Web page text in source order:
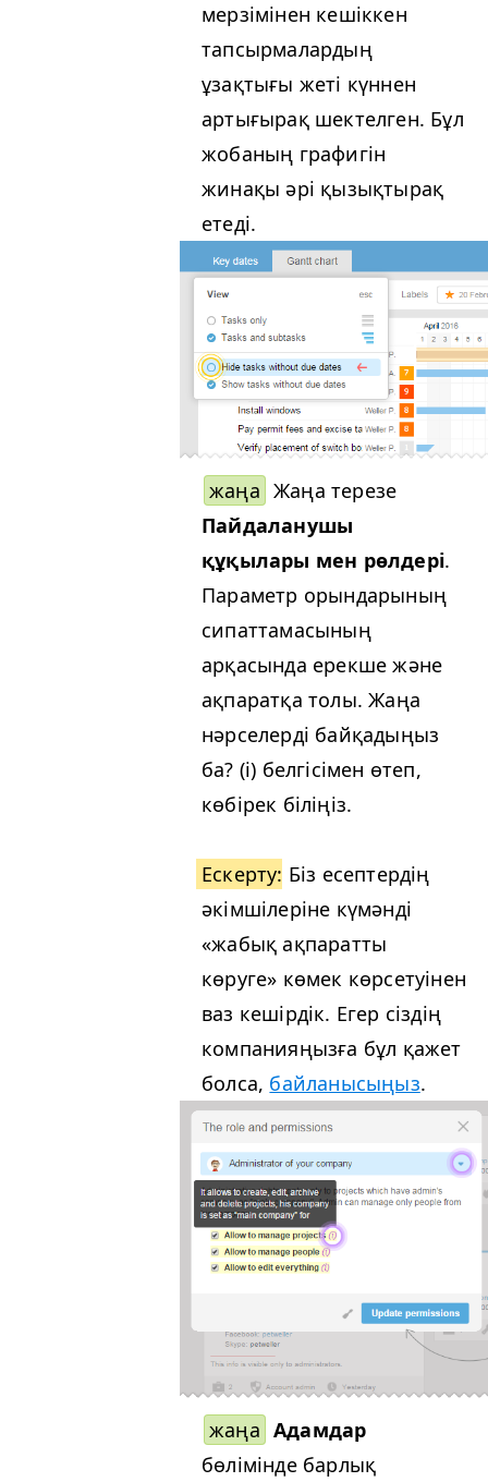
мерзімінен кешіккен
тапсырмалардың
ұзақтығы жеті күннен
артығырақ шектелген. Бұл
жобаның графигін
жинақы әрі қызықтырақ
етеді.
жаңа Жаңа терезе
Пайдаланушы
құқылары мен рөлдері.
Параметр орындарының
сипаттамасының
арқасында ерекше және
ақпаратқа толы. Жаңа
нәрселерді байқадыңыз
ба? (i) белгісімен өтеп,
көбірек біліңіз.
Ескерту: Біз есептердің
әкімшілеріне күмәнді
«жабық ақпаратты
көруге» көмек көрсетуінен
ваз кешірдік. Егер сіздің
компанияңызға бұл қажет
болса, байланысыңыз.
жаңа Адамдар
бөлімінде барлық